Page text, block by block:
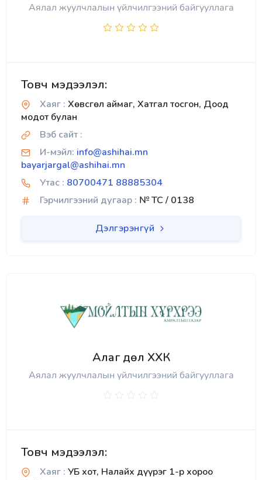
Аялал жуулчлалын үйлчилгээний байгууллага
Товч мэдээлэл:
Хаяг : Хөвсгөл аймаг, Хатгал тосгон, Доод
модот булан
Вэб сайт :
И-мэйл: info@ashihai.mn
bayarjargal@ashihai.mn
Утас : 80700471 88885304
Гэрчилгээний дугаар : № TC / 0138
Дэлгэрэнгүй
Алаг дөл ХХК
Аялал жуулчлалын үйлчилгээний байгууллага
Товч мэдээлэл:
Хаяг : УБ хот, Налайх дүүрэг 1-р хороо